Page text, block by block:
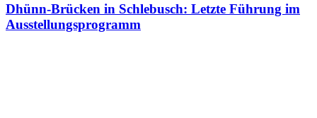
Dhünn-Brücken in Schlebusch: Letzte Führung im
Ausstellungsprogramm